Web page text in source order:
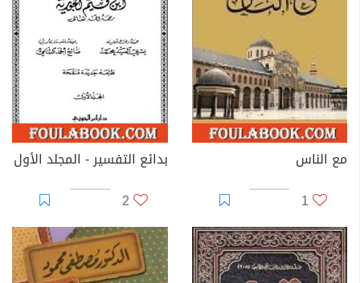
مع الناس
1
بدائع التفسير - المجلد الأول
2